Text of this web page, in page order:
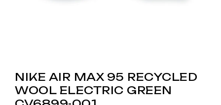
NIKE AIR MAX 95 RECYCLED
WOOL ELECTRIC GREEN